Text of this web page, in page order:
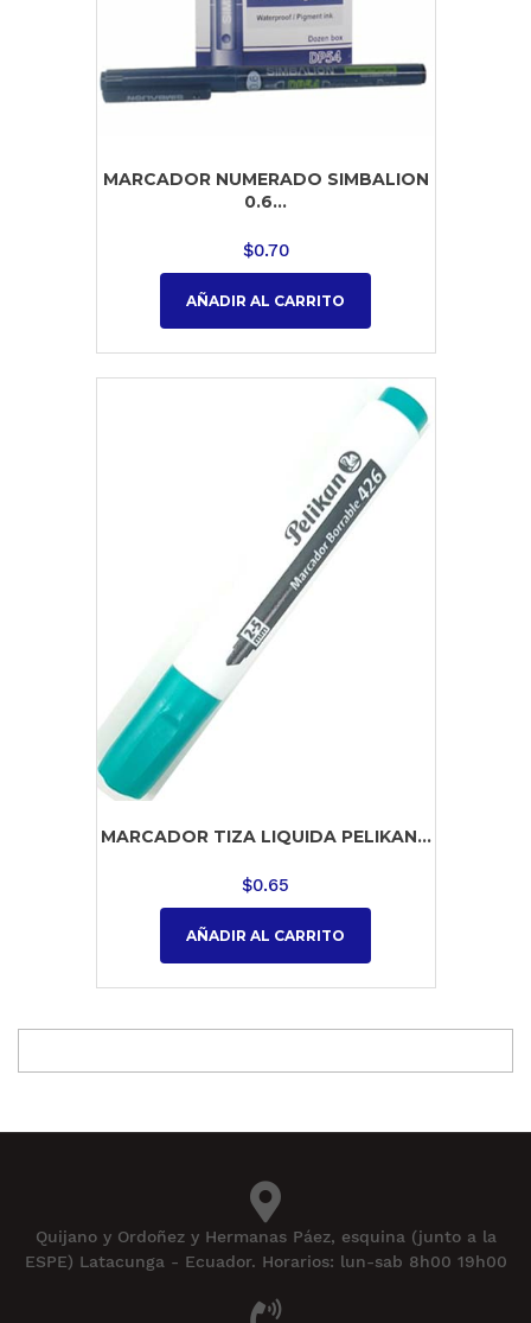
MARCADOR NUMERADO SIMBALION
0.6...
$0.70
AÑADIR AL CARRITO
MARCADOR TIZA LIQUIDA PELIKAN...
$0.65
AÑADIR AL CARRITO
Quijano y Ordoñez y Hermanas Páez, esquina (junto a la
ESPE) Latacunga - Ecuador. Horarios: lun-sab 8h00 19h00